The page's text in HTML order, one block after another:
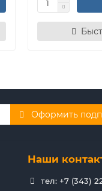
Оформить
Наши
тел: +7 (343)